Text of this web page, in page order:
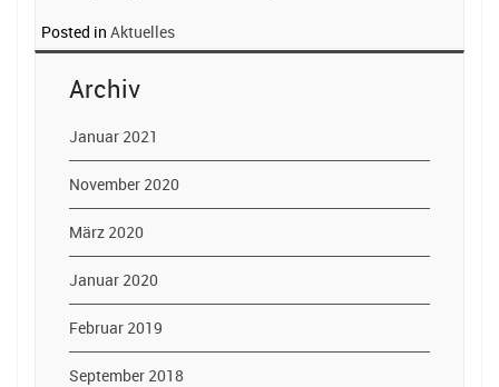
Posted in Aktuelles
Archiv
Januar 2021
November 2020
März 2020
Januar 2020
Februar 2019
September 2018